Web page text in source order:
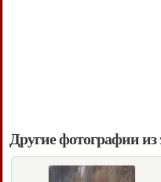
Другие фотографии из